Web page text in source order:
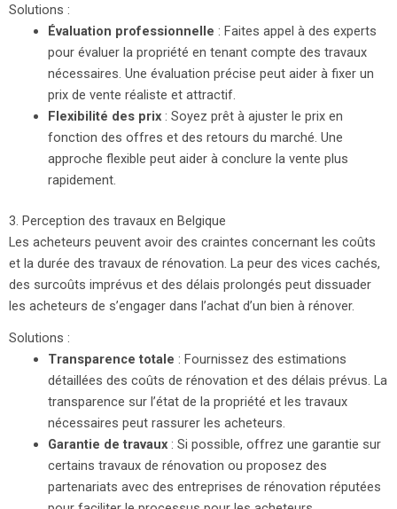
Solutions :
Évaluation professionnelle : Faites appel à des experts
pour évaluer la propriété en tenant compte des travaux
nécessaires. Une évaluation précise peut aider à fixer un
prix de vente réaliste et attractif.
Flexibilité des prix: Soyez prêt à ajuster le prix en
fonction des offres et des retours du marché. Une
approche flexible peut aider à conclure la vente plus
rapidement.
3. Perception des travaux en Belgique
Les acheteurs peuvent avoir des craintes concernant les coûts
et la durée des travaux de rénovation. La peur des vices cachés,
des surcoûts imprévus et des délais prolongés peut dissuader
les acheteurs de s’engager dans l’achat d’un bien à rénover.
Solutions :
Transparence totale : Fournissez des estimations
détaillées des coûts de rénovation et des délais prévus. La
transparence sur l’état de la propriété et les travaux
nécessaires peut rassurer les acheteurs.
Garantie de travaux: Si possible, offrez une garantie sur
certains travaux de rénovation ou proposez des
partenariats avec des entreprises de rénovation réputées